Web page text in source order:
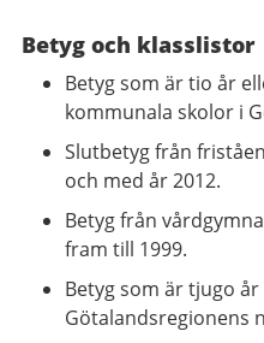
Betyg och klasslistor
Betyg som är tio år
kommunala skolor i
Slutbetyg från
och med år 2012.
Betyg från
fram till 1999.
Betyg som är tjugo
Götalandsregionens